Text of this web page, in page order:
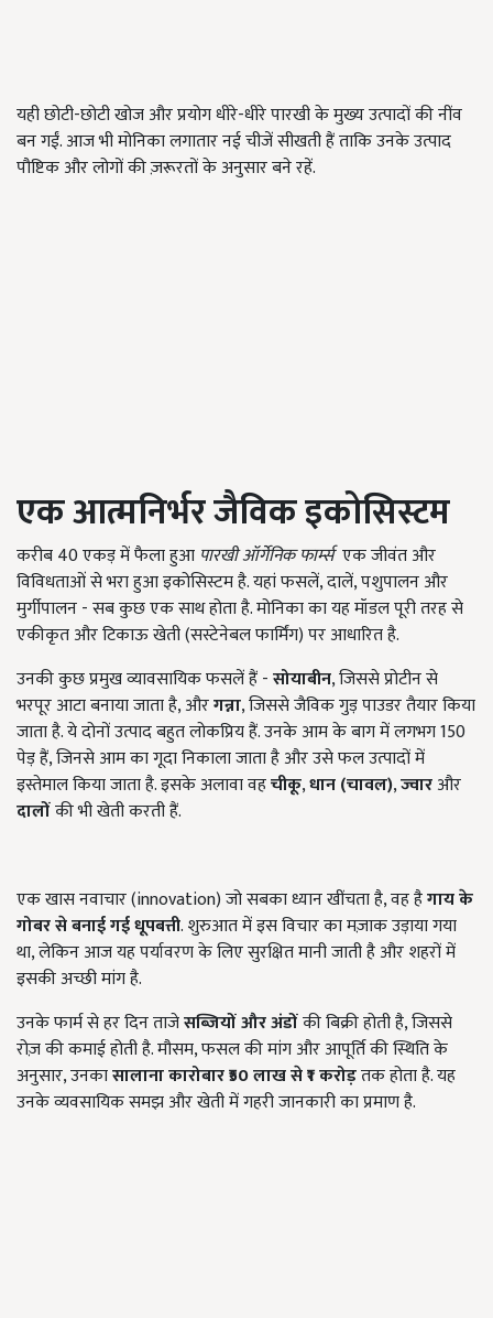
यही छोटी-छोटी खोज और प्रयोग धीरे-धीरे पारखी के मुख्य उत्पादों की नींव
बन गईं. आज भी मोनिका लगातार नई चीजें सीखती हैं ताकि उनके उत्पाद
पौष्टिक और लोगों की ज़रूरतों के अनुसार बने रहें.
एक आत्मनिर्भर जैविक इकोसिस्टम
करीब40एकड़ में फैला हुआ पारखी ऑर्गेनिक फार्म्स एक जीवंत और
विविधताओं से भरा हुआ इकोसिस्टम है. यहां फसलें,दालें,पशुपालन और
मुर्गीपालन - सब कुछ एक साथ होता है. मोनिका का यह मॉडल पूरी तरह से
एकीकृत और टिकाऊ खेती (सस्टेनेबल फार्मिंग) पर आधारित है.
उनकी कुछ प्रमुख व्यावसायिक फसलें हैं -सोयाबीन,जिससे प्रोटीन से
भरपूर आटा बनाया जाता है,औरगन्ना,जिससे जैविक गुड़ पाउडर तैयार किया
जाता है. ये दोनों उत्पाद बहुत लोकप्रिय हैं. उनके आम के बाग में लगभग150
पेड़ हैं,जिनसे आम का गूदा निकाला जाता है और उसे फल उत्पादों में
इस्तेमाल किया जाता है. इसके अलावा वहचीकू,धान (चावल),ज्वारऔर
दालोंकी भी खेती करती हैं.
एक खास नवाचार (innovation)जो सबका ध्यान खींचता है,वह हैगाय के
गोबर से बनाई गई धूपबत्ती. शुरुआत में इस विचार का मज़ाक उड़ाया गया
था,लेकिन आज यह पर्यावरण के लिए सुरक्षित मानी जाती है और शहरों में
इसकी अच्छी मांग है.
उनके फार्म से हर दिन ताजेसब्जियों और अंडोंकी बिक्री होती है,जिससे
रोज़ की कमाई होती है. मौसम,फसल की मांग और आपूर्ति की स्थिति के
अनुसार,उनकासालाना कारोबार₹50लाख से₹1करोड़तक होता है. यह
उनके व्यवसायिक समझ और खेती में गहरी जानकारी का प्रमाण है.